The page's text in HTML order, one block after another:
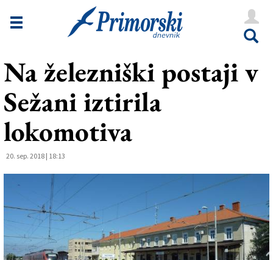
Novice
Goriška
Kultura
Šport
Še
Vreme
Uredništvo
Na železniški postaji v
Sežani iztirila
lokomotiva
20. sep. 2018 | 18:13